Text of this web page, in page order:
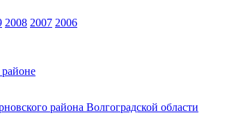
2008 2007 2006
района Волгоградской области